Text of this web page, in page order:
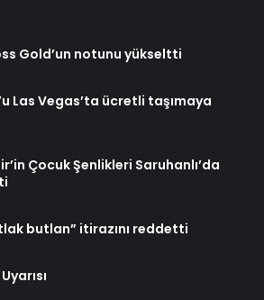
Gold’un notunu yükseltti
Las Vegas’ta ücretli taşımaya
Çocuk Şenlikleri Saruhanlı’da
butlan” itirazını reddetti